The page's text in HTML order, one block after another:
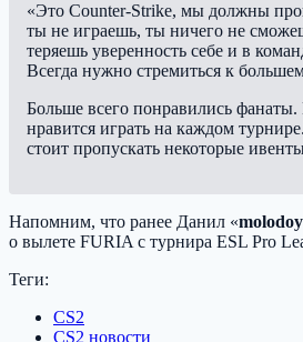
«Это Counter-Strike, мы должны
ты не играешь, ты ничего не
теряешь уверенность себе и в
Всегда нужно стремиться к
Больше всего понравились
нравится играть на каждом
стоит пропускать некоторые
Напомним, что ранее Данил «molodoy
о вылете FURIA с турнира ESL Pro
Теги:
CS2
CS2 новости